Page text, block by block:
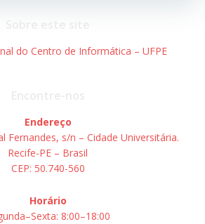
do Centro de Informática – UFPE
Endereço
Fernandes, s/n – Cidade Universitária.
Recife-PE – Brasil
CEP: 50.740-560
Horário
8:00–18:00